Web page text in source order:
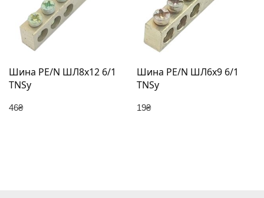
Шина PE/N ШЛ8х12 6/1
TNSy
46₴
Шина PE/N ШЛ6х9 6/1
TNSy
19₴